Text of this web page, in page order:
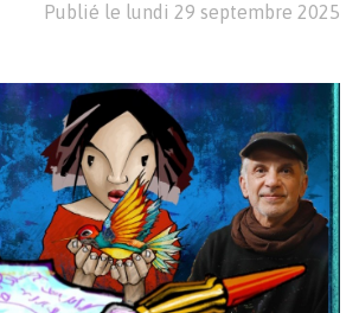
Publié le lundi 29 septembre 2025